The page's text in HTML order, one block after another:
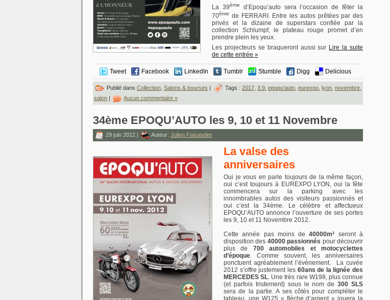
La 39ème
d’Epoqu’auto sera l’occasion de fêter la
70ème de FERRARI. Entre les autos prêtées par des
privés et la dizaine de superstars confiée par la
collection Schlumpf, le plateau rouge promet d’en
prendre plein les yeux.
Les projecteurs se braqueront aussi sur Lire la suite
de cette entrée »
Tweet Facebook LinkedIn Tumblr Stumble Digg Delicious
Publié dans Collection Salons & bourses Tags : 2017 3.9 epoqu'auto eurexpo lyon novembre
salon
Aucun commentaire »
34ème EPOQU’AUTO les 9, 10 et 11 Novembre
29 juin 2012 | Auteur: Julien Faisandier
La valse des
anniversaires
Oui je vous en parle toujours de la même façon,
oui c’est toujours à EUREXPO LYON, oui la fête
commencera sur la parking avec les
innombrables autos des visiteurs passionnés et
oui c’est la 34ème. Le célèbre et affectueux
EPOQU’AUTO annonce l’ouverture de ses portes
les 9, 10 et 11 Novembre 2012.
Cette année pas moins de40000m² seront à
disposition des 40000 passionnés pour découvrir
plus de 700 automobiles et motocyclettes
d’époque. Comme souvent, les anniversaires
ponctuent agréablement l’évènement. La cuvée
2012 s’offre justement les 60ans de la lignée des
MERCEDES SL. Une très rare W198, plus connue
(et parfois tristement) sous le nom de300 SLS
sera de la partie. A ses côtés pour compléter le
tableau, une W125 « flèche d’argent » jouera la